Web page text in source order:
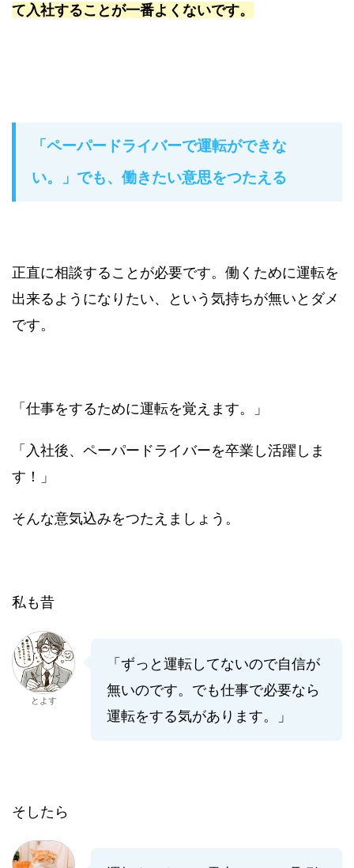
て入社することが一番よくないです。
「ペーパードライバーで運転ができな
い。」でも、働きたい意思をつたえる
正直に相談することが必要です。働くために運転を
出来るようになりたい、という気持ちが無いとダメ
です。
「仕事をするために運転を覚えます。」
「入社後、ペーパードライバーを卒業し活躍しま
す！」
そんな意気込みをつたえましょう。
私も昔
とよす
「ずっと運転してないので自信が
無いのです。でも仕事で必要なら
運転をする気があります。」
そしたら